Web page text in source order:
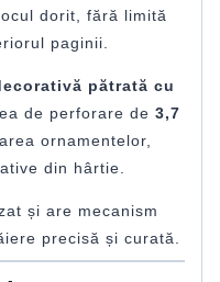
dorit, fără limită
paginii.
pătrată cu
de perforare de 3,7
ornamentelor,
din hârtie.
și are mecanism
precisă și curată.